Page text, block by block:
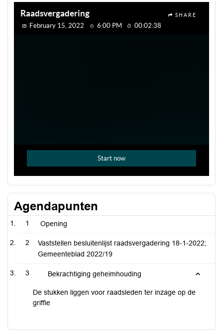
Agendapunten
1 Opening
2
Vaststellen besluitenlijst raadsvergadering 18-1-2022;
Gemeenteblad 2022/19
3 Bekrachtiging geheimhouding
De stukken liggen voor raadsleden ter inzage op de
griffie